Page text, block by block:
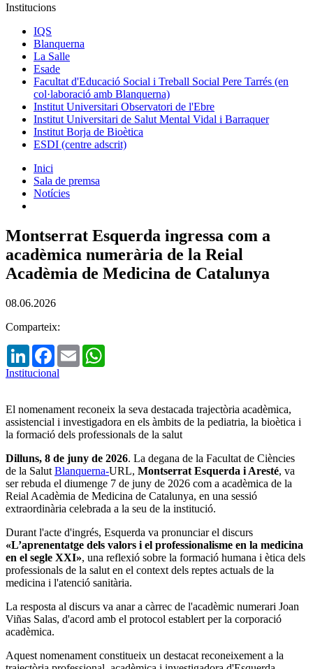
Institucions
IQS
Blanquerna
La Salle
Esade
Facultat d'Educació Social i Treball Social Pere Tarrés (en
col·laboració amb Blanquerna)
Institut Universitari Observatori de l'Ebre
Institut Universitari de Salut Mental Vidal i Barraquer
Institut Borja de Bioètica
ESDI (centre adscrit)
Inici
Sala de premsa
Notícies
Montserrat Esquerda ingressa com a
acadèmica numerària de la Reial
Acadèmia de Medicina de Catalunya
08.06.2026
Comparteix:
LinkedInFacebook
Email
Institucional
El nomenament reconeix la seva destacada trajectòria acadèmica,
assistencial i investigadora en els àmbits de la pediatria, la bioètica i
la formació dels professionals de la salut
Dilluns, 8 de juny de 2026. La degana de la Facultat de Ciències
de la Salut Blanquerna-URL, Montserrat Esquerda i Aresté, va
ser rebuda el diumenge 7 de juny de 2026 com a acadèmica de la
Reial Acadèmia de Medicina de Catalunya, en una sessió
extraordinària celebrada a la seu de la institució.
Durant l'acte d'ingrés, Esquerda va pronunciar el discurs
«L’aprenentatge dels valors i el professionalisme en la medicina
en el segle XXI», una reflexió sobre la formació humana i ètica dels
professionals de la salut en el context dels reptes actuals de la
medicina i l'atenció sanitària.
La resposta al discurs va anar a càrrec de l'acadèmic numerari Joan
Viñas Salas, d'acord amb el protocol establert per la corporació
acadèmica.
Aquest nomenament constitueix un destacat reconeixement a la